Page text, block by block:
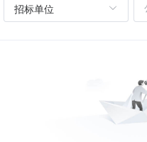
招标单位